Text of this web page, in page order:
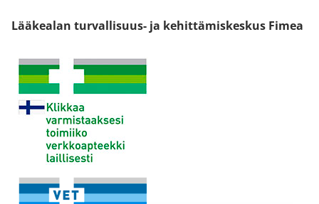
Lääkealan turvallisuus- ja kehittämiskeskus Fimea